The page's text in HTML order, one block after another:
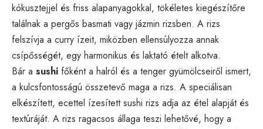
kókusztejjel és friss alapanyagokkal, tökéletes kiegészítőre
találnak a pergős basmati vagy jázmin rizsben. A rizs
felszívja a curry ízeit, miközben ellensúlyozza annak
csípősségét, egy harmonikus és laktató ételt alkotva.
Bár a sushi főként a halról és a tenger gyümölcseiről ismert,
a kulcsfontosságú összetevő maga a rizs. A speciálisan
elkészített, ecettel ízesített sushi rizs adja az étel alapját és
textúráját. A rizs ragacsos állaga teszi lehetővé, hogy a